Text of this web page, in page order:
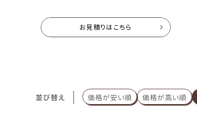
Hi-Fi Bluetooth
透明 ワイヤレス オーディオ ブラック
送料無料
お見積りはこちら
並び替え 価格が安い順 価格が高い順